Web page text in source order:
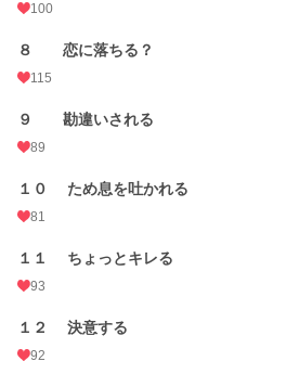
100
８ 恋に落ちる？
115
９ 勘違いされる
89
１０ ため息を吐かれる
81
１１ ちょっとキレる
93
１２ 決意する
92